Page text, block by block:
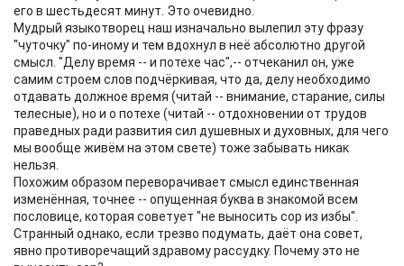
его в шестьдесят минут. Это очевидно.
Мудрый языкотворец наш изначально вылепил эту фразу
"чуточку" по-иному и тем вдохнул в неё абсолютно другой
смысл. "Делу время -- и потехе час",-- отчеканил он, уже
самим строем слов подчёркивая, что да, делу необходимо
отдавать должное время (читай -- внимание, старание, силы
телесные), но и о потехе (читай -- отдохновении от трудов
праведных ради развития сил душевных и духовных, для чего
мы вообще живём на этом свете) тоже забывать никак
нельзя.
Похожим образом переворачивает смысл единственная
изменённая, точнее -- опущенная буква в знакомой всем
пословице, которая советует "не выносить сор из избы".
Странный однако, если трезво подумать, даёт она совет,
явно противоречащий здравому рассудку. Почему это не